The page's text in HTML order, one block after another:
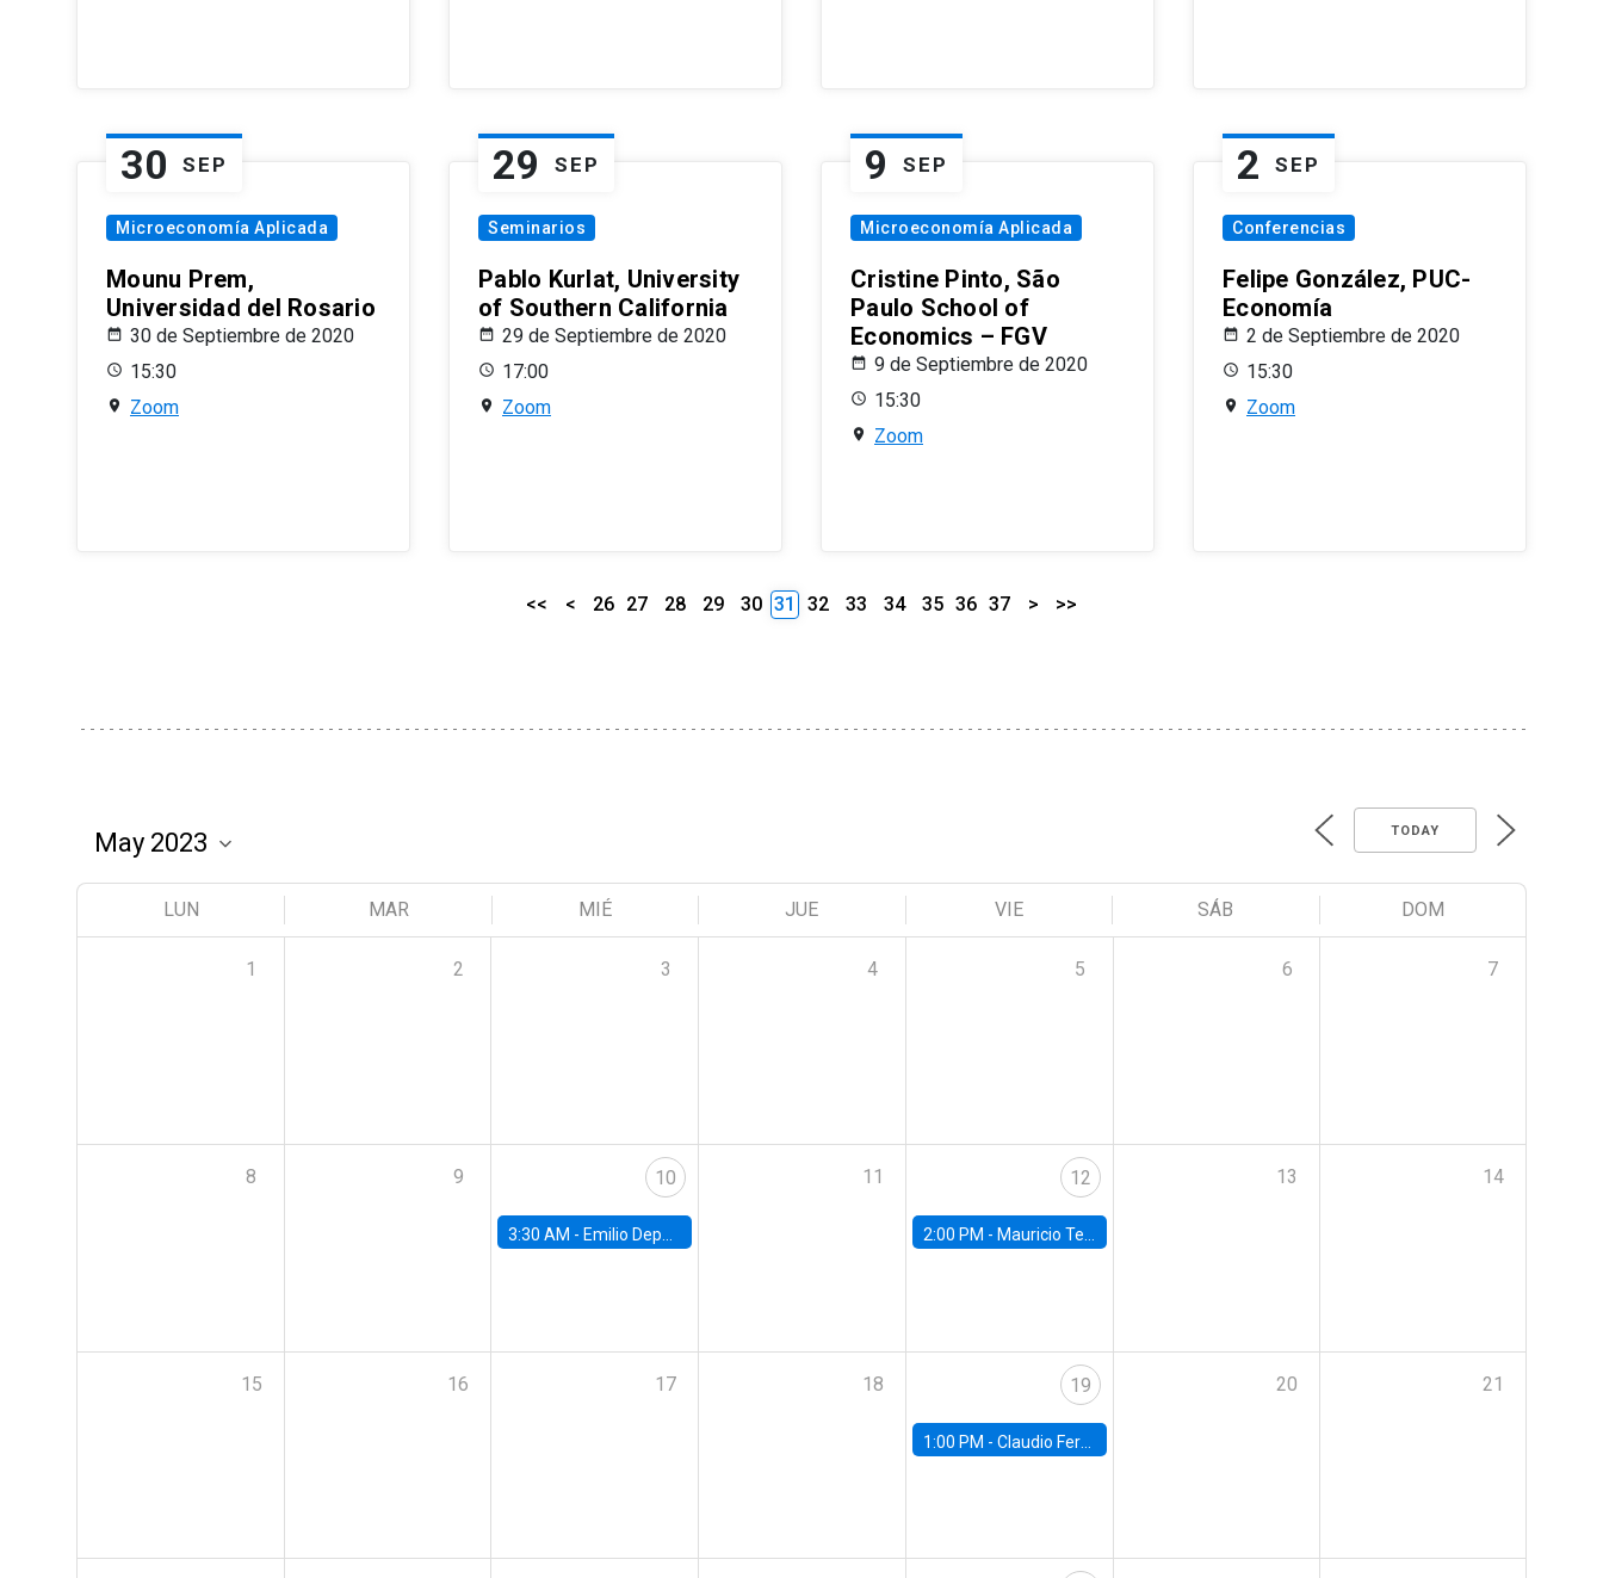
30 SEP
Microeconomía Aplicada
Mounu Prem,
Universidad del Rosario
30 de Septiembre de 2020
15:30
Zoom
29 SEP
Seminarios
Pablo Kurlat, University
of Southern California
29 de Septiembre de 2020
17:00
Zoom
9 SEP
Microeconomía Aplicada
Cristine Pinto, São
Paulo School of
Economics – FGV
9 de Septiembre de 2020
15:30
Zoom
2 SEP
Conferencias
Felipe González, PUC-
Economía
2 de Septiembre de 2020
15:30
Zoom
<< < 26 27 28 29 30 31 32 33 34 35 36 37 > >>
TODAY
LUN MAR MIÉ JUE VIE SÁB DOM
1 2 3 4 5 6 7
8 9 10
3:30 AM - Emilio Depetris-Chauvín, Universidad Católica
11 12
2:00 PM - Mauricio Tejada, UDP
13 14
15 16 17 18 19
1:00 PM - Claudio Ferraz, British Columbia
20 21